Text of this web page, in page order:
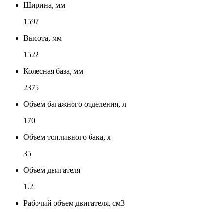
Ширина, мм
1597
Высота, мм
1522
Колесная база, мм
2375
Объем багажного отделения, л
170
Объем топливного бака, л
35
Объем двигателя
1.2
Рабочий объем двигателя, см3